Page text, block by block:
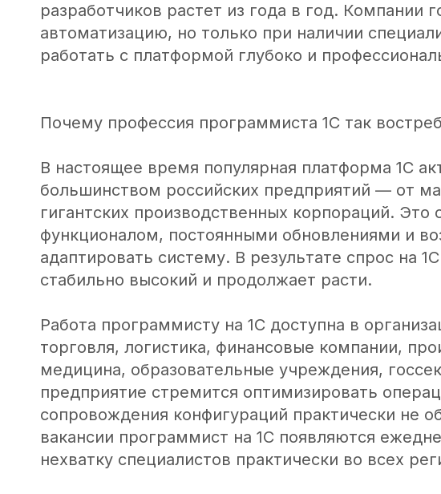
разработчиков растет из года в год. Компании
автоматизацию, но только при наличии
работать с платформой глубоко и
Почему профессия программиста 1С так
В настоящее время популярная платформа 1С
большинством российских предприятий — от
гигантских производственных корпораций. Это
функционалом, постоянными обновлениями и
адаптировать систему. В результате спрос на
стабильно высокий и продолжает расти.
Работа программисту на 1С доступна в
торговля, логистика, финансовые компании,
медицина, образовательные учреждения,
предприятие стремится оптимизировать
сопровождения конфигураций практически не
вакансии программист на 1С появляются
нехватку специалистов практически во всех